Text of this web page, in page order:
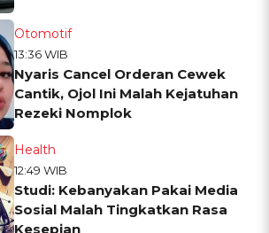
Otomotif
13:36 WIB
Nyaris Cancel Orderan Cewek
Cantik, Ojol Ini Malah Kejatuhan
Rezeki Nomplok
Health
12:49 WIB
Studi: Kebanyakan Pakai Media
Sosial Malah Tingkatkan Rasa
Kesepian